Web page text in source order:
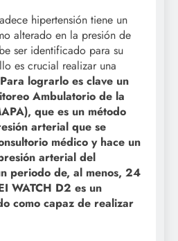
hipertensión tiene un
alterado en la presión de
ser identificado para su
es crucial realizar una
Para lograrlo es clave un
Ambulatorio de la
que es un método
arterial que se
médico y hace un
arterial del
periodo de, al menos, 24
WATCH D2 es un
como capaz de realizar